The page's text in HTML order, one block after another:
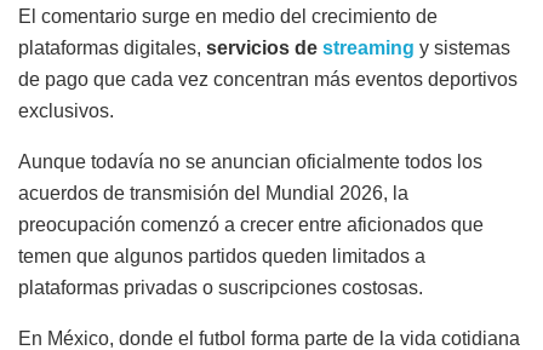
El comentario surge en medio del crecimiento de
plataformas digitales, servicios de streaming y sistemas
de pago que cada vez concentran más eventos deportivos
exclusivos.
Aunque todavía no se anuncian oficialmente todos los
acuerdos de transmisión del Mundial 2026, la
preocupación comenzó a crecer entre aficionados que
temen que algunos partidos queden limitados a
plataformas privadas o suscripciones costosas.
En México, donde el futbol forma parte de la vida cotidiana